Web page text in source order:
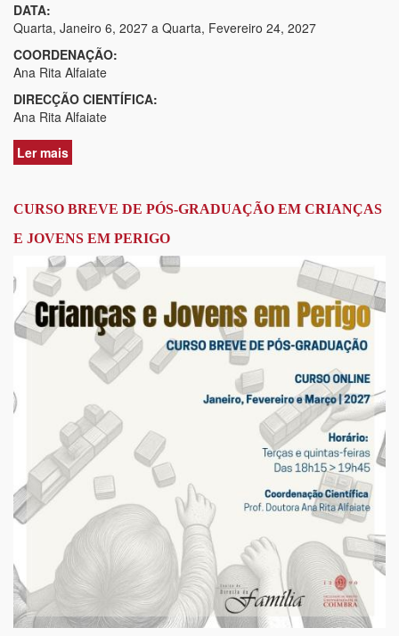
DATA:
Quarta, Janeiro 6, 2027 a Quarta, Fevereiro 24, 2027
COORDENAÇÃO:
Ana Rita Alfaiate
DIRECÇÃO CIENTÍFICA:
Ana Rita Alfaiate
Ler mais
de
BREVE
PÓS-
GRADUAÇÃO
EM
CRIMES
SEXUAIS
CONTRA
CRIANÇAS
JOVENS
CURSO BREVE DE PÓS-GRADUAÇÃO EM CRIANÇAS
E JOVENS EM PERIGO